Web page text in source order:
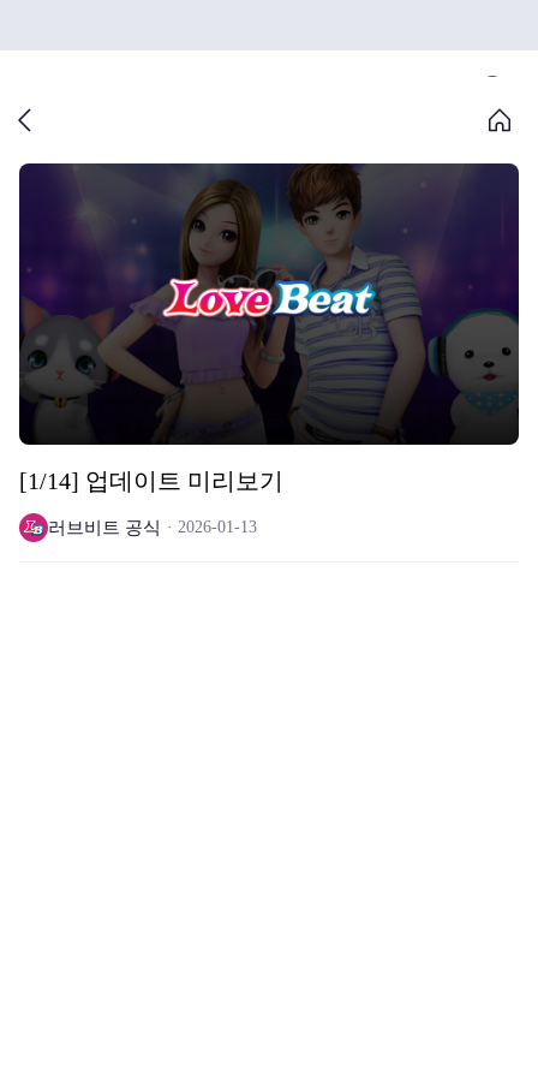
[1/14] 업데이트 미리보기
러브비트 공식 2026-01-13